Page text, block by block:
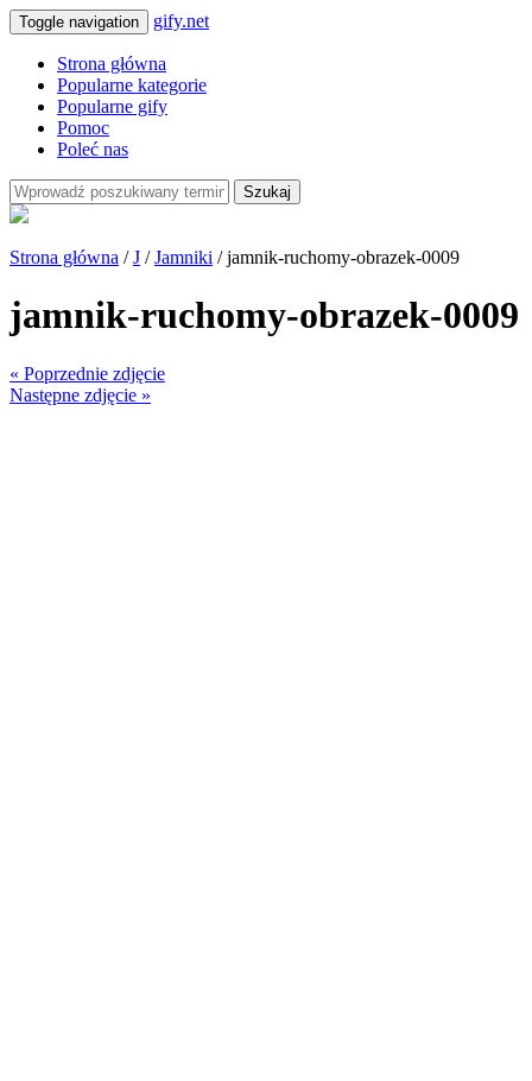
Toggle navigation gify.net
Strona główna
Popularne kategorie
Popularne gify
Pomoc
Poleć nas
Szukaj
Strona główna /J /Jamniki / jamnik-ruchomy-obrazek-0009
jamnik-ruchomy-obrazek-0009
« Poprzednie zdjęcie
Następne zdjęcie »